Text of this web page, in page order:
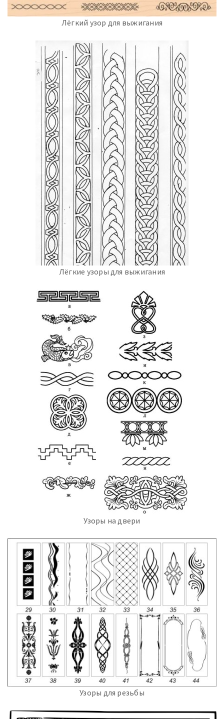
Лёгкий узор для выжигания
Лёгкие узоры для выжигания
Узоры на двери
Узоры для резьбы